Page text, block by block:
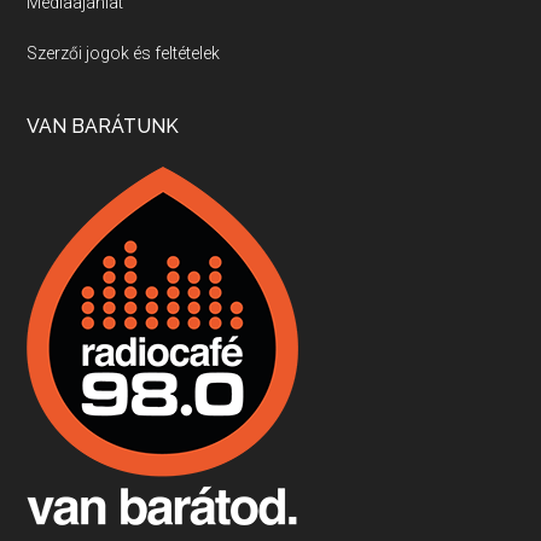
Villány, kékfrankos, Jackfall
Apr 17, 2026 • 00:35:38
Boston, teadélután, bab és homár
Apr 9, 2026 • 00:37:17
Fermentáljunk, a testünk meghálálja!
Apr 3, 2026 • 00:36:07
Szerzői jogok és feltételek
VAN BARÁTUNK